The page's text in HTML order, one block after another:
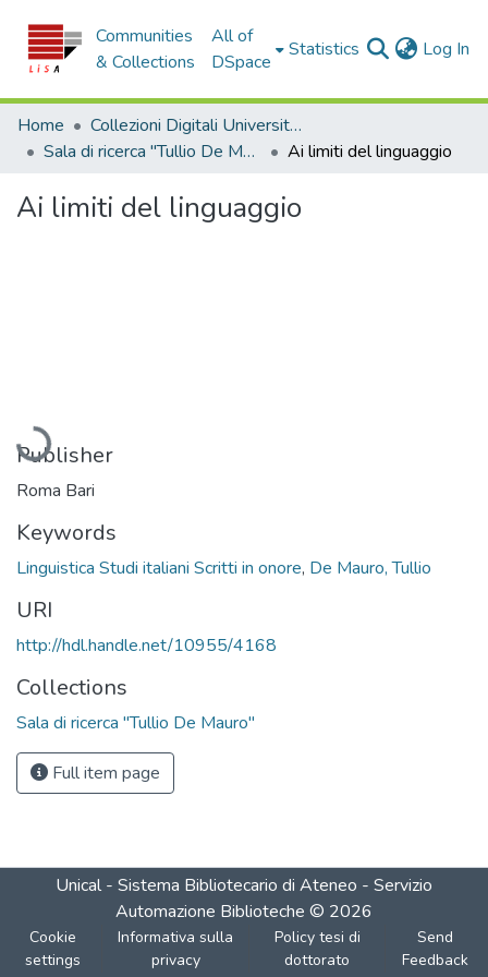
Communities
& Collections
All of
DSpace
Statistics Log In
Home
Collezioni Digitali Università della Calabria
Sala di ricerca "Tullio De Mauro"
Ai limiti del linguaggio
Ai limiti del linguaggio
Loading...
Publisher
Roma Bari
Keywords
Linguistica Studi italiani Scritti in onore, De Mauro, Tullio
URI
http://hdl.handle.net/10955/4168
Collections
Sala di ricerca "Tullio De Mauro"
Full item page
Unical - Sistema Bibliotecario di Ateneo - Servizio
Automazione Biblioteche © 2026
Cookie
settings
Informativa sulla
privacy
Policy tesi di
dottorato
Send
Feedback